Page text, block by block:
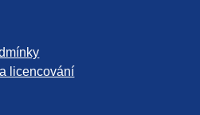
licencování